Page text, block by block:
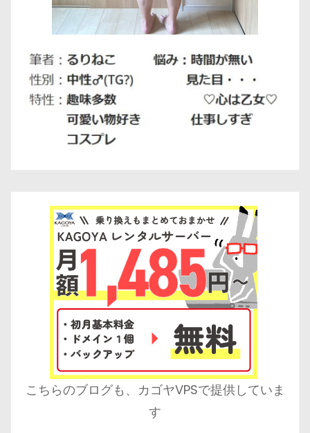
こちらのブログも、カゴヤVPSで提供していま
す